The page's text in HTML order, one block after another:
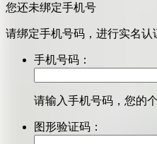
您还未绑定手机号
请绑定手机号码，进行实名认
手机号码：
请输入手机号码，您的
图形验证码：